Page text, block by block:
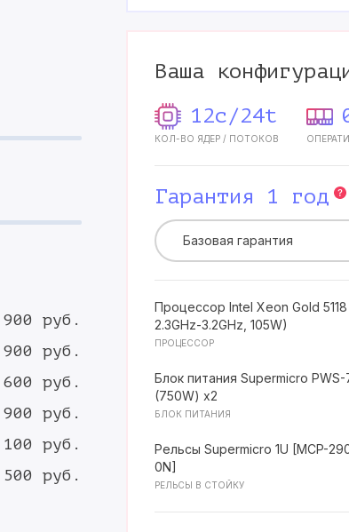
руб.
руб.
руб.
руб.
руб.
руб.
Ваша
12c/24t
КОЛ-ВО ЯДЕР / ПОТОКОВ
Гарантия 1 год
Базовая гарантия
ПРОЦЕССОР
Процессор Intel Xeon Gold 5118
2.3GHz-3.2GHz, 105W)
БЛОК ПИТАНИЯ
Блок питания Supermicro PWS-
(750W) x2
РЕЛЬСЫ В СТОЙКУ
Рельсы Supermicro 1U [MCP-
0N]